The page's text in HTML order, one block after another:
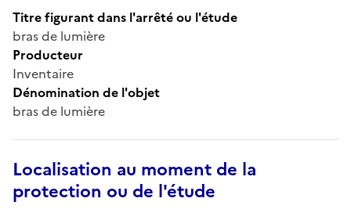
Titre figurant dans l'arrêté ou l'étude
bras de lumière
Producteur
Inventaire
Dénomination de l'objet
bras de lumière
Localisation au moment de la
protection ou de l'étude